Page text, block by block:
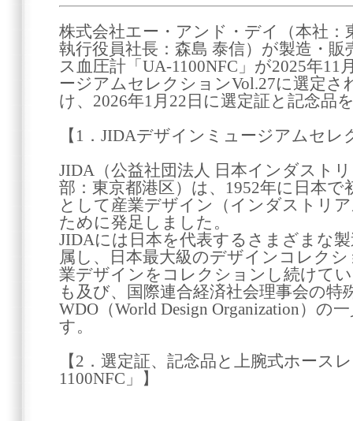
株式会社エー・アンド・デイ（本社：
執行役員社長：森島 泰信）が製造・
ス血圧計「UA-1100NFC」が2025年
ージアムセレクションVol.27に選定さ
け、2026年1月22日に選定証と記念品
【1．JIDAデザインミュージアムセレ
JIDA（公益社団法人 日本インダスト
部：東京都港区）は、1952年に日本
として産業デザイン（インダストリ
ために発足しました。
JIDAには日本を代表するさまざまな
属し、日本最大級のデザインコレク
業デザインをコレクションし続けて
も及び、国際連合経済社会理事会の特
WDO（World Design Organization）の
す。
【2．選定証、記念品と上腕式ホース
1100NFC」】